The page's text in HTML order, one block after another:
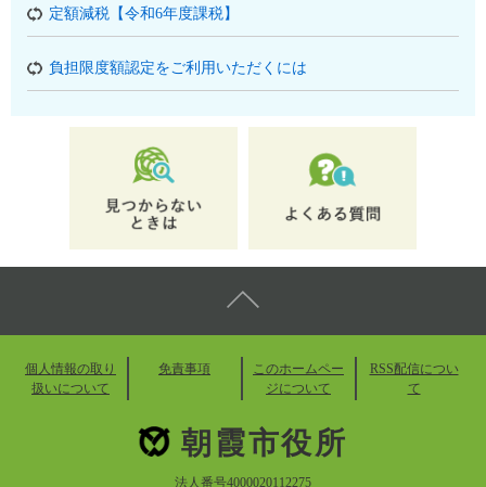
定額減税【令和6年度課税】
負担限度額認定をご利用いただくには
個人情報の取り
扱いについて
免責事項
このホームペー
ジについて
RSS配信につい
て
朝霞市役所
法人番号4000020112275